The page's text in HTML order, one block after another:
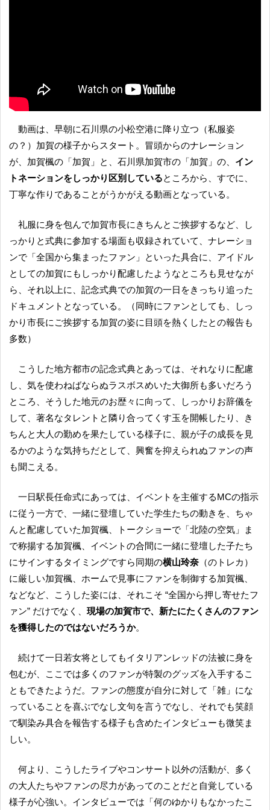
動画は、早朝に石川県の小松空港に降り立つ（私服姿
の？）加賀の様子からスタート。冒頭からのナレーション
が、加賀楓の「加賀」と、石川県加賀市の「加賀」の、 イン
トネーションをしっかり区別しているところから、すでに、
丁寧な作りであることがうかがえる動画となっている。
礼服に身を包んで加賀市長にきちんとご挨拶するなど、し
っかりと式典に参加する場面も収録されていて、ナレーショ
ンで「全国から集まったファン」といった具合に、アイドル
としての加賀にもしっかり配慮したようなところも見せなが
ら、それ以上に、記念式典での加賀の一日をきっちり追った
ドキュメントとなっている。（同時にファンとしても、しっ
かり市長にご挨拶する加賀の姿に目頭を熱くしたとの報告も
多数）
こうした地方都市の記念式典とあっては、それなりに配慮
し、気を使わねばならぬラスボスめいた大御所も多いだろう
ところ、そうした地元のお歴々に向って、しっかりお辞儀を
して、著名なタレントと隣り合ってくす玉を開帳したり、き
ちんと大人の勤めを果たしている様子に、親が子の成長を見
るかのような気持ちだとして、興奮を抑えられぬファンの声
も聞こえる。
一日駅長任命式にあっては、イベントを主催するMCの指示
に従う一方で、一緒に登壇していた学生たちの動きを、ちゃ
んと配慮していた加賀楓、トークショーで「北陸の空気」ま
で称揚する加賀楓、イベントの合間に一緒に登壇した子たち
にサインするタイミングですら同期の横山玲奈 （のトレカ）
に厳しい加賀楓、ホームで見事にファンを制御する加賀楓、
などなど、こうした姿には、それこそ “全国から押し寄せたフ
ァン” だけでなく、 現場の加賀市で、新たにたくさんのファン
を獲得したのではないだろうか。
続けて一日若女将としてもイタリアンレッドの法被に身を
包むが、ここでは多くのファンが特製のグッズを入手するこ
ともできたようだ。ファンの態度が自分に対して「雑」にな
っていることを喜ぶでなし文句を言うでなし、それでも笑顔
で馴染み具合を報告する様子も含めたインタビューも微笑ま
しい。
何より、こうしたライブやコンサート以外の活動が、多く
の大人たちやファンの尽力があってのことだと自覚している
様子が心強い。インタビューでは「何のゆかりもなかったこ